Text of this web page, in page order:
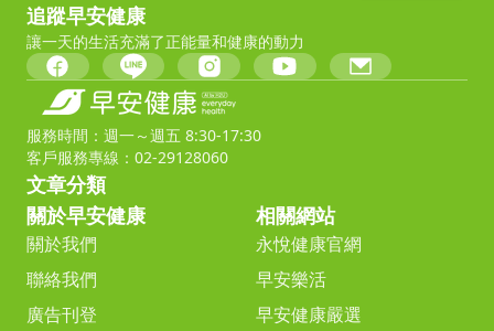
追蹤早安健康
讓一天的生活充滿了正能量和健康的動力
服務時間：週一～週五 8:30-17:30
客戶服務專線：02-29128060
文章分類
關於早安健康
關於我們
聯絡我們
廣告刊登
相關網站
永悅健康官網
早安樂活
早安健康嚴選